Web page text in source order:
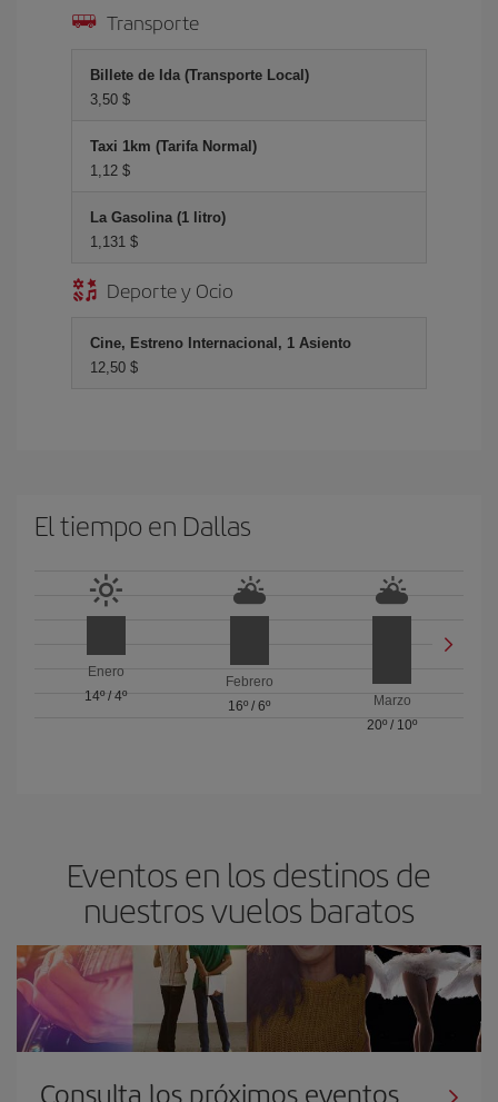
Transporte
Billete de Ida (Transporte Local)
3,50 $
Taxi 1km (Tarifa Normal)
1,12 $
La Gasolina (1 litro)
1,131 $
Deporte y Ocio
Cine, Estreno Internacional, 1 Asiento
12,50 $
El tiempo en Dallas
Enero
14º/4º
Febrero
16º / 6º
Marzo
20º / 10º
Eventos en los destinos de
nuestros vuelos baratos
Consulta los próximos eventos